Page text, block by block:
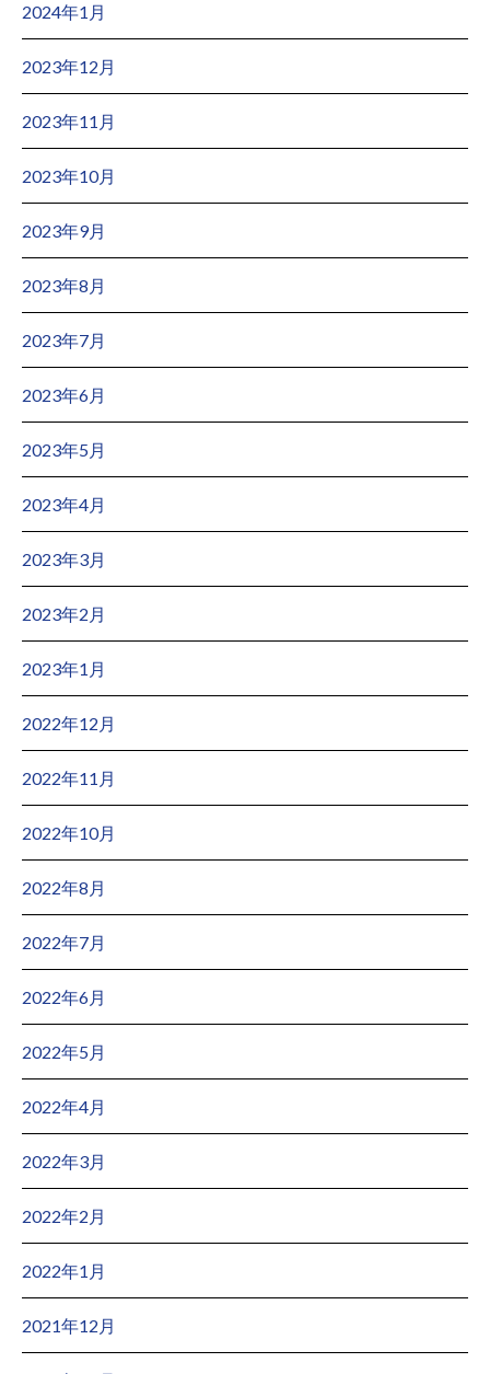
2024年1月
2023年12月
2023年11月
2023年10月
2023年9月
2023年8月
2023年7月
2023年6月
2023年5月
2023年4月
2023年3月
2023年2月
2023年1月
2022年12月
2022年11月
2022年10月
2022年8月
2022年7月
2022年6月
2022年5月
2022年4月
2022年3月
2022年2月
2022年1月
2021年12月